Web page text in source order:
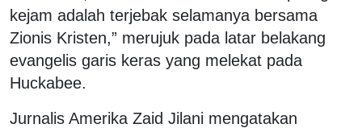
kejam adalah terjebak selamanya bersama
Zionis Kristen,” merujuk pada latar belakang
evangelis garis keras yang melekat pada
Huckabee.
Jurnalis Amerika Zaid Jilani mengatakan